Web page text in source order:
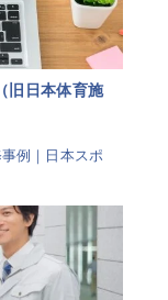
旧日本体育施
例｜日本スポ